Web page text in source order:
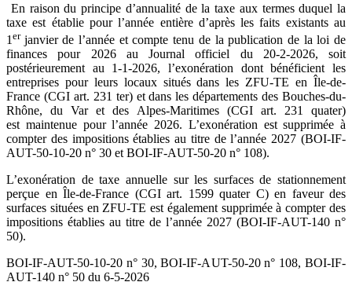
En raison du principe d’annualité de la taxe aux termes duquel la
taxe est établie pour l’année entière d’après les faits existants au
1 er janvier de l’année et compte tenu de la publication de la loi de
finances pour 2026 au Journal officiel du 20-2-2026, soit
postérieurement au 1-1-2026, l’exonération dont bénéficient les
entreprises pour leurs locaux situés dans les ZFU-TE en Île-de-
France (CGI art. 231 ter) et dans les départements des Bouches-du-
Rhône, du Var et des Alpes-Maritimes (CGI art. 231 quater)
est maintenue pour l’année 2026. L’exonération est supprimée à
compter des impositions établies au titre de l’année 2027 (BOI-IF-
AUT-50-10-20 n° 30 et BOI-IF-AUT-50-20 n° 108).
L’exonération de taxe annuelle sur les surfaces de stationnement
perçue en Île-de-France (CGI art. 1599 quater C) en faveur des
surfaces situées en ZFU-TE est également supprimée à compter des
impositions établies au titre de l’année 2027 (BOI-IF-AUT-140 n°
50).
BOI-IF-AUT-50-10-20 n° 30, BOI-IF-AUT-50-20 n° 108, BOI-IF-
AUT-140 n° 50 du 6-5-2026